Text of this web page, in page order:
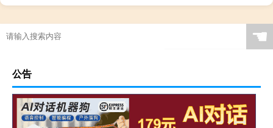
☚
公告